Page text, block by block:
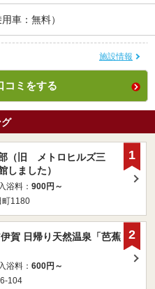
車：無料）
施設情報
コミをする
（旧 メトロヒルズ三
ました）
入浴料： 900円～
町1180
1
賀 日帰り天然温泉「芭蕉
入浴料： 600円～
104
2